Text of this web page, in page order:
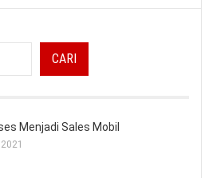
CARI
Menjadi Sales Mobil